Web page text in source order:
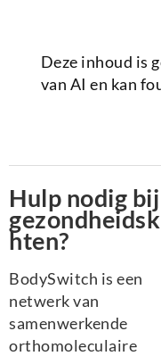
Deze inhoud is
van AI en kan
Hulp nodig bij
hten?
BodySwitch is een
netwerk van
samenwerkende
orthomoleculaire